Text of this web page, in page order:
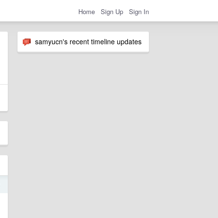
Home Sign Up Sign In
samyucn's recent timeline updates